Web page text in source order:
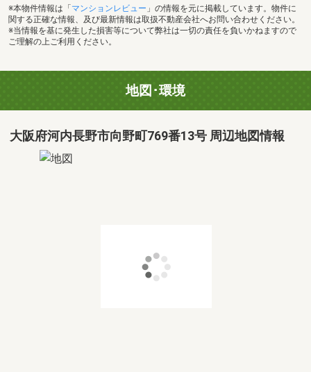
※本物件情報は「 マンションレビュー 」の情報を元に掲載しています。物件に
関する正確な情報、及び最新情報は取扱不動産会社へお問い合わせください。
※当情報を基に発生した損害等について弊社は一切の責任を負いかねますので
ご理解の上ご利用ください。
地図･環境
大阪府河内長野市向野町769番13号 周辺地図情報